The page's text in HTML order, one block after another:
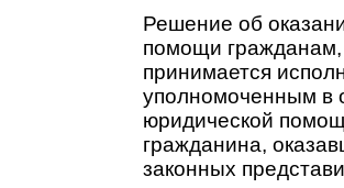
Решение об
помощи гражданам,
принимается
уполномоченным в
юридической
гражданина,
законных